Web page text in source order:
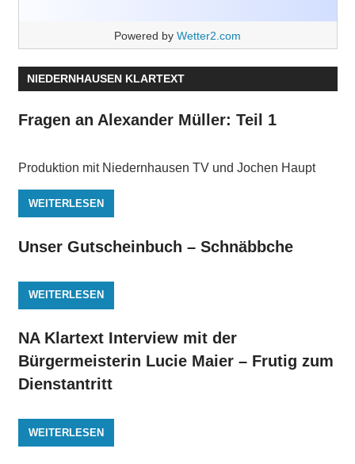
Powered by Wetter2.com
NIEDERNHAUSEN KLARTEXT
Fragen an Alexander Müller: Teil 1
Produktion mit Niedernhausen TV und Jochen Haupt
WEITERLESEN
Unser Gutscheinbuch – Schnäbbche
WEITERLESEN
NA Klartext Interview mit der
Bürgermeisterin Lucie Maier – Frutig zum
Dienstantritt
WEITERLESEN